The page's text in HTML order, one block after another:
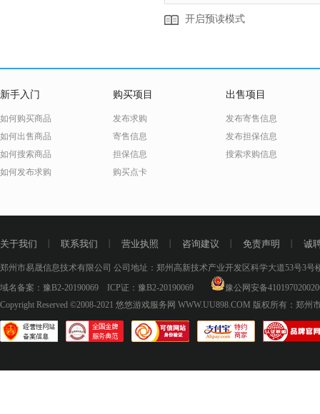
开启预读模式
新手入门
如何购买商品
如何出售商品
如何搜索商品
如何发布求购
购买项目
发布求购
寄售信息
担保信息
购买点卡
出售项目
发布寄售信息
发布担保信息
搜索求购信息
关于我们 联系我们 营业执照 咨询建议 免责声明 诚
郑州市易晟信息技术有限公司 公司地址：郑州高新技术产业开发区科学大道53号3号
域名备案： 豫B2-20190069 ICP证： 豫B2-20190069
豫公网安备
Copyright Reserved ©2008-2021 悠悠游戏服务网 WWW.UU898.COM 版权所有：郑州